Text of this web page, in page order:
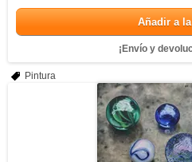
Añadir a
¡Envío y
Pintura